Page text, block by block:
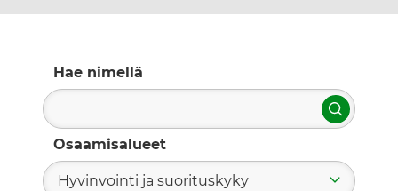
Hae nimellä
Hae
Osaamisalueet
Hyvinvointi ja suorituskyky